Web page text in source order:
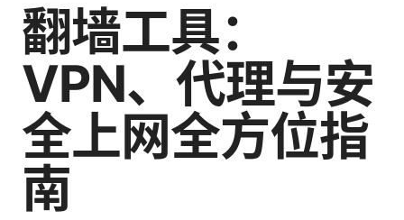
翻墙工具：
VPN、代理与安
全上网全方位指
南